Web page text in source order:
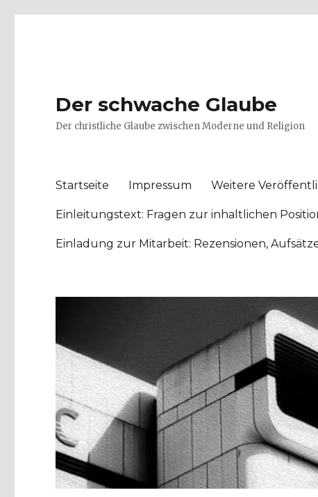
Der schwache Glaube
Der christliche Glaube zwischen Moderne und Religion
Startseite Impressum Weitere
Einleitungstext: Fragen zur inhaltlichen
Einladung zur Mitarbeit: Rezensionen,